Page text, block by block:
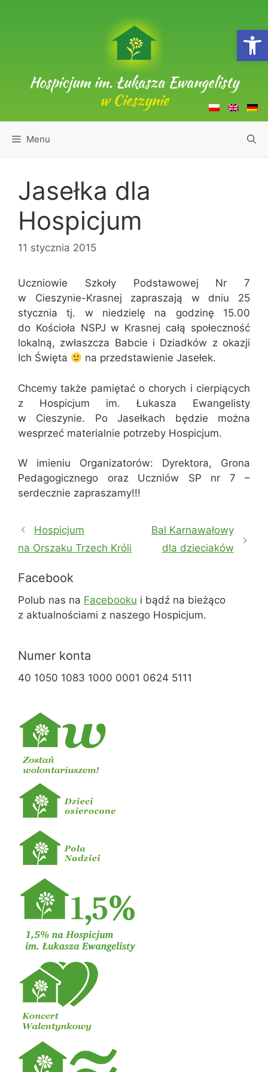
Hospicjum im. Łukasza Ewangelisty
w Cieszynie
Menu
Jasełka dla
Hospicjum
11 stycznia 2015
Uczniowie Szkoły Podstawowej Nr 7
w Cieszynie-Krasnej zapraszają w dniu 25
stycznia tj. w niedzielę na godzinę 15.00
do Kościoła NSPJ w Krasnej całą społeczność
lokalną, zwłaszcza Babcie i Dziadków z okazji
Ich Święta
na przedstawienie Jasełek.
Chcemy także pamiętać o chorych i cierpiących
z Hospicjum im. Łukasza Ewangelisty
w Cieszynie. Po Jasełkach będzie można
wesprzeć materialnie potrzeby Hospicjum.
W imieniu Organizatorów: Dyrektora, Grona
Pedagogicznego oraz Uczniów SP nr 7 –
serdecznie zapraszamy!!!
Hospicjum
na Orszaku Trzech Króli
Bal Karnawałowy
dla dzieciaków
Facebook
Polub nas na Facebooku i bądź na bieżąco
z aktualnościami z naszego Hospicjum.
Numer konta
40 1050 1083 1000 0001 0624 5111